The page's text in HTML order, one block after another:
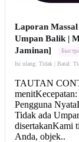
Laporan
Umpan Balik |
Jaminan]
Isi ulang: Tidak | Batal:
TAUTAN
Pengguna
Tidak ada
disertakanKami
Anda, objek..